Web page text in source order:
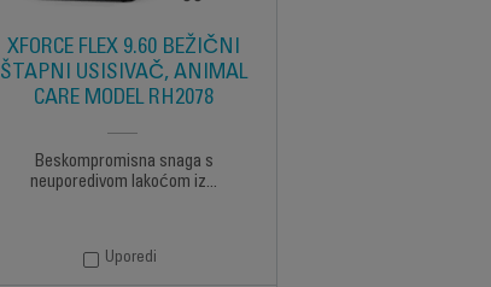
XFORCE FLEX 9.60 BEŽIČNI
ŠTAPNI USISIVAČ, ANIMAL
CARE MODEL RH2078
Beskompromisna snaga s
neuporedivom lakoćom iz...
Uporedi